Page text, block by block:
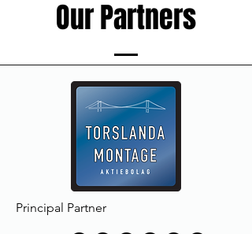
Our Partners
Principal Partner